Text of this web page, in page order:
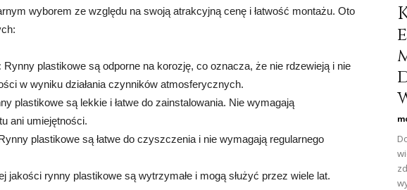
wyborem ze względu na swoją atrakcyjną cenę i łatwość montażu. Oto
Rynny plastikowe są odporne na korozję, co oznacza, że nie rdzewieją i nie
w wyniku działania czynników atmosferycznych.
plastikowe są lekkie i łatwe do zainstalowania. Nie wymagają
ani umiejętności.
plastikowe są łatwe do czyszczenia i nie wymagają regularnego
jakości rynny plastikowe są wytrzymałe i mogą służyć przez wiele lat.